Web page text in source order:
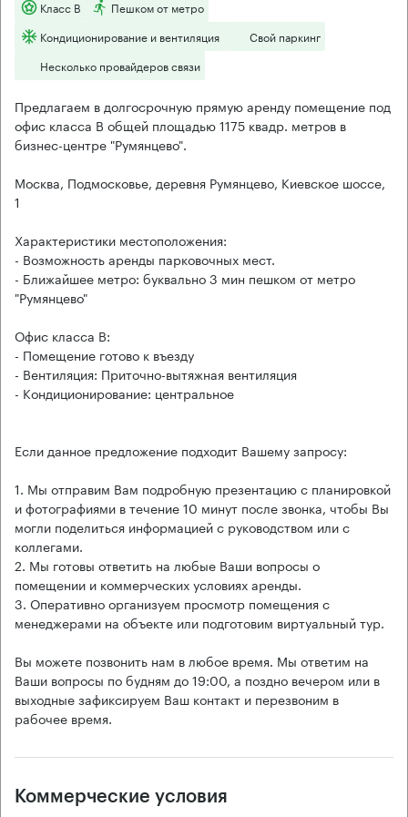
Класс B
Пешком от метро
Кондиционирование и вентиляция
Свой паркинг
Несколько провайдеров связи
Предлагаем в долгосрочную прямую аренду помещение под
офис класса B общей площадью 1175 квадр. метров в
бизнес-центре "Румянцево".
Москва, Подмосковье, деревня Румянцево, Киевское шоссе,
1
Характеристики местоположения:
- Возможность аренды парковочных мест.
- Ближайшее метро: буквально 3 мин пешком от метро
"Румянцево"
Офис класса B:
- Помещение готово к въезду
- Вентиляция: Приточно-вытяжная вентиляция
- Кондиционирование: центральное
Если данное предложение подходит Вашему запросу:
1. Мы отправим Вам подробную презентацию с планировкой
и фотографиями в течение 10 минут после звонка, чтобы Вы
могли поделиться информацией с руководством или с
коллегами.
2. Мы готовы ответить на любые Ваши вопросы о
помещении и коммерческих условиях аренды.
3. Оперативно организуем просмотр помещения с
менеджерами на объекте или подготовим виртуальный тур.
Вы можете позвонить нам в любое время. Мы ответим на
Ваши вопросы по будням до 19:00, а поздно вечером или в
выходные зафиксируем Ваш контакт и перезвоним в
рабочее время.
Коммерческие условия